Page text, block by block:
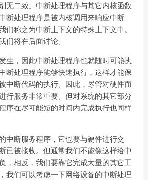
无二致。中断处理程序与其它内核函数
断处理程序是被内核调用来响应中断
们称之为中断上下文的特殊上下文中。
们将在后面讨论。
生，因此中断处理程序也就随时可能执
断处理程序能够快速执行，这样才能保
中断代码的执行。因此，尽管对硬件而
行服务非常重要。但对系统的其它部分
序在尽可能短的时间内完成执行也同样
中断服务程序，它也要与硬件进行交
已被接收。但通常我们不能像这样给中
，相反，我们要靠它完成大量的其它工
我们可以考虑一下网络设备的中断处理